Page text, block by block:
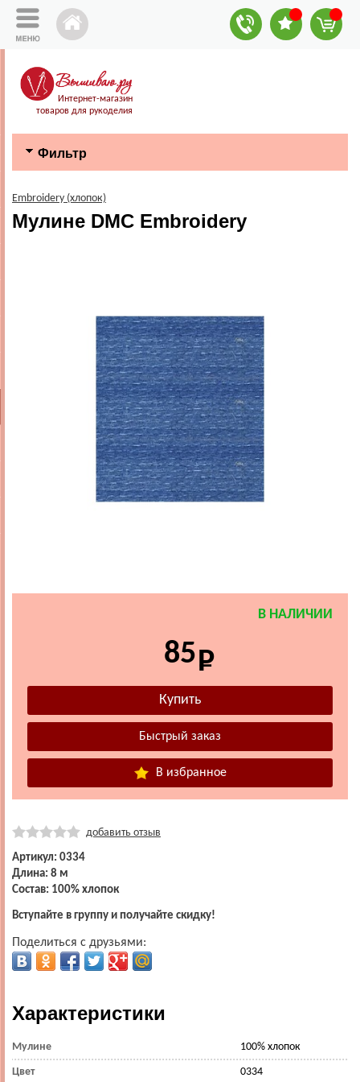
Интернет-магазин
товаров для рукоделия
Фильтр
Embroidery (хлопок)
Мулине DMC Embroidery
В НАЛИЧИИ
85
В избранное
добавить отзыв
Артикул: 0334
Длина: 8 м
Состав: 100% хлопок
Вступайте в группу и получайте скидку!
Поделиться с друзьями:
Характеристики
Мулине 100% хлопок
Цвет 0334